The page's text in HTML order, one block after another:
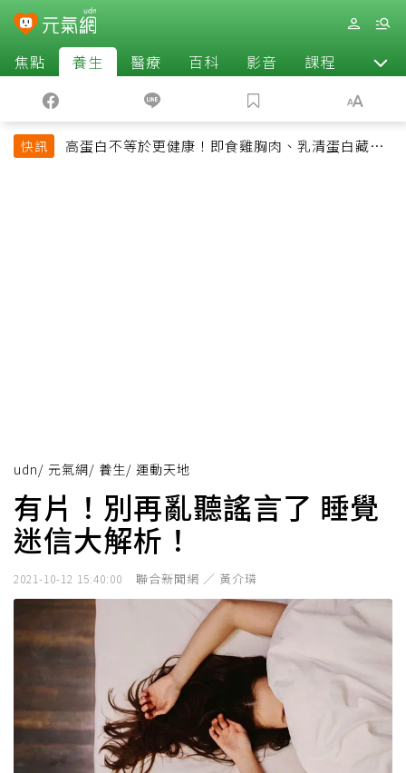
焦點 養生 醫療 百科 影音 課程 退休
快訊
高蛋白不等於更健康！即食雞胸肉、乳清蛋白藏陷
udn/ 元氣網/ 養生/ 運動天地
有片！別再亂聽謠言了 睡覺
迷信大解析！
2021-10-12 15:40:00 聯合新聞網 ／ 黃介璘